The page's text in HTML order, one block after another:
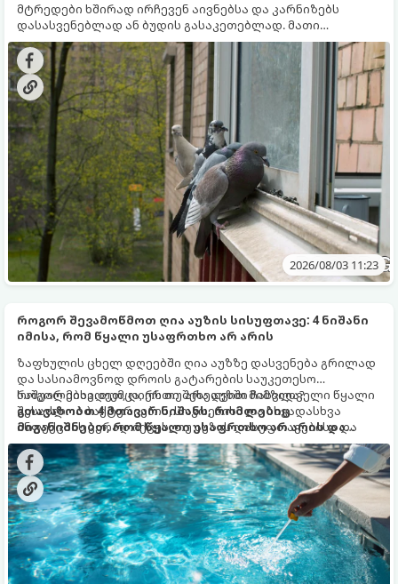
მტრედები ხშირად ირჩევენ აივნებსა და კარნიზებს
დასასვენებლად ან ბუდის გასაკეთებლად. მათი
მოშორება რთულია, რადგან ისინი ეჩვევიან გარემოს.
თუმცა, არსებობს რამდენიმე გამოცდილი მეთოდი,
რომელიც მათ აიძულებს, თქვენს აივანს გვერდი აუარონ.
2026/08/03 11:23
როგორ შევამოწმოთ ღია აუზის სისუფთავე: 4 ნიშანი
იმისა, რომ წყალი უსაფრთხო არ არის
ზაფხულის ცხელ დღეებში ღია აუზზე დასვენება გრილად
და სასიამოვნოდ დროის გატარების საუკეთესო
საშუალებაა. თუმცა, ერთი შეხედვით მიმზიდველი წყალი
შესაძლოა ბაქტერიების, სოკოებისა და სხვადასხვა
ინფექციის კერად იქცეს, თუ აუზის დასუფთავებისა და
დეზინფექციის ნორმები დარღვეულია.
როგორ მიხვდეთ, ღირს თუ არა აუზში ჩასვლა?
გთავაზობთ 4 მთავარ ნიშანს, რომლებიც
მიგანიშნებთ, რომ წყალი უსაფრთხო არ არის და
მასში ცურვას უნდა მოერიდოთ.